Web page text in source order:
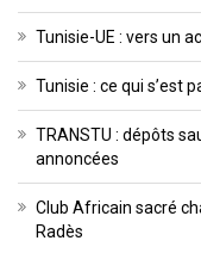
Tunisie-UE : vers un
Tunisie : ce qui s’est
TRANSTU : dépôts
annoncées
Club Africain sacré
Radès